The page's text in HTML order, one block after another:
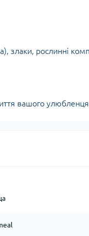
злаки, рослинні
вашого